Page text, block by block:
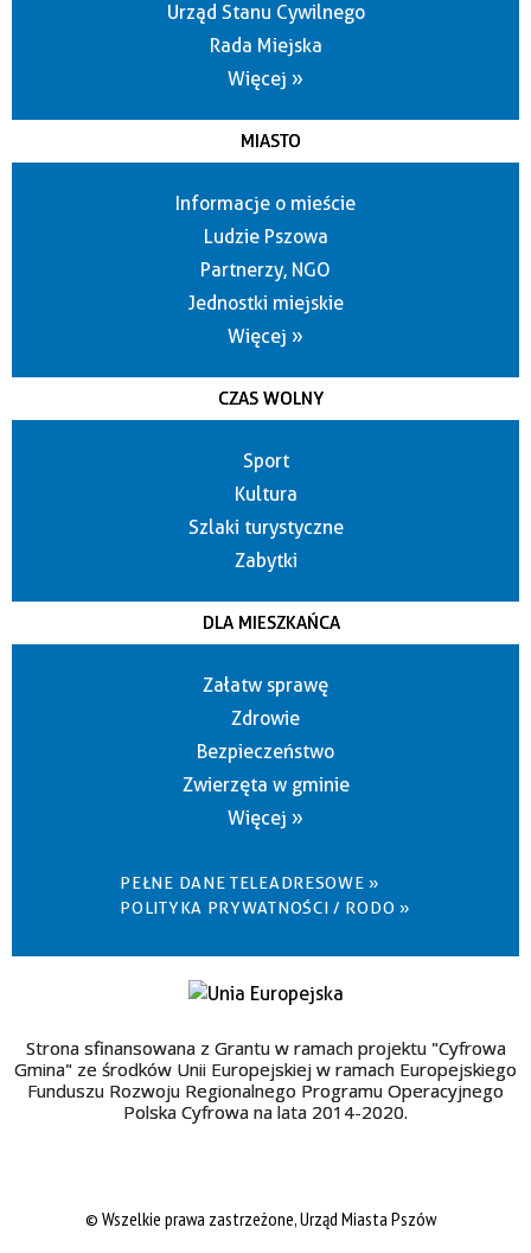
Urząd Stanu Cywilnego
Rada Miejska
Więcej »
MIASTO
Informacje o mieście
Ludzie Pszowa
Partnerzy, NGO
Jednostki miejskie
Więcej »
CZAS WOLNY
Sport
Kultura
Szlaki turystyczne
Zabytki
DLA MIESZKAŃCA
Załatw sprawę
Zdrowie
Bezpieczeństwo
Zwierzęta w gminie
Więcej »
PEŁNE DANE TELEADRESOWE »
POLITYKA PRYWATNOŚCI / RODO »
Strona sfinansowana z Grantu w ramach projektu "Cyfrowa
Gmina" ze środków Unii Europejskiej w ramach Europejskiego
Funduszu Rozwoju Regionalnego Programu Operacyjnego
Polska Cyfrowa na lata 2014-2020.
© Wszelkie prawa zastrzeżone, Urząd Miasta Pszów